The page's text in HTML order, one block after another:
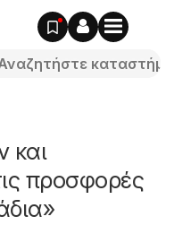
και
προσφορές